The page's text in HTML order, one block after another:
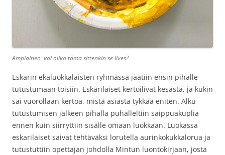
Ampiainen, vai oliko tämä sittenkin se Ilves?
Eskarin ekaluokkalaisten ryhmässä jäätiin ensin pihalle
tutustumaan toisiin. Eskarilaiset kertoilivat kesästä, ja kukin
sai vuorollaan kertoa, mistä asiasta tykkää eniten. Alku
tutustumisen jälkeen pihalla puhalleltiin saippuakuplia
ennen kuin siirryttiin sisälle omaan luokkaan. Luokassa
eskarilaiset saivat tehtäväksi lorutella aurinkokukkalorua ja
tutustuttiin opettajan johdolla Mintun luontokirjaan, josta